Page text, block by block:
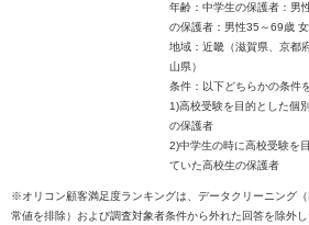
年齢：中学生の保護者：
の保護者：男性35～69歳
地域：近畿（滋賀県、京都
山県）
条件：以下どちらかの条件
1)高校受験を目的とした個
の保護者
2)中学生の時に高校受験を
ていた高校生の保護者
※オリコン顧客満足度ランキングは、データクリーニング
常値を排除）および調査対象者条件から外れた回答を除外し